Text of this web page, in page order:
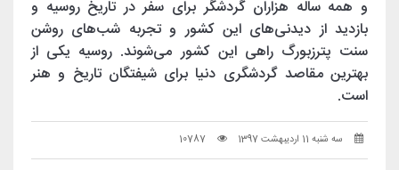
و همه ساله هزاران گردشگر برای سفر در تاریخ روسیه و
بازدید از دیدنی‌های این کشور و تجربه شب‌های روشن
سنت پترزبورگ راهی این کشور می‌شوند. روسیه یکی از
بهترین مقاصد گردشگری دنیا برای شیفتگان تاریخ و هنر
است.
سه شنبه 11 اردیبهشت 1397 10787